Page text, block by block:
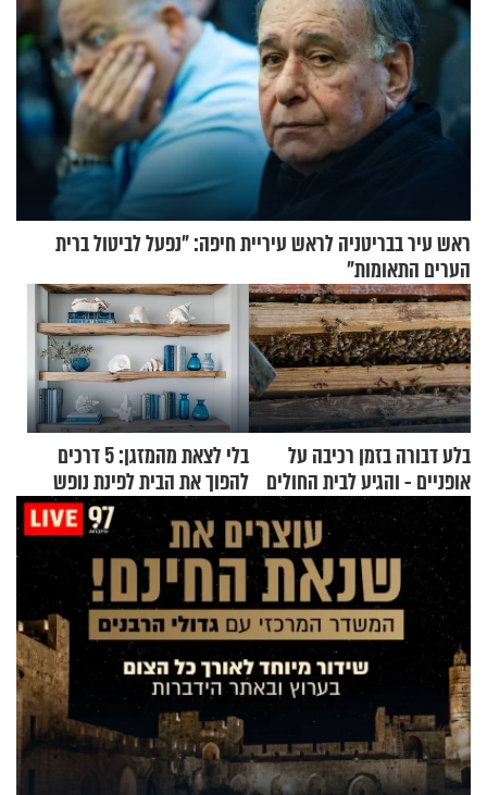
ראש עיר בבריטניה לראש עיריית חיפה: ״נפעל לביטול ברית
הערים התאומות״
בלע דבורה בזמן רכיבה על
אופניים - והגיע לבית החולים
במצב מסכן חיים
בלי לצאת מהמזגן: 5 דרכים
להפוך את הבית לפינת נופש
מעוצבת